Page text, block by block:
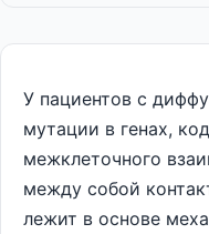
У пациентов с
мутации в генах,
межклеточного
между собой
лежит в основе